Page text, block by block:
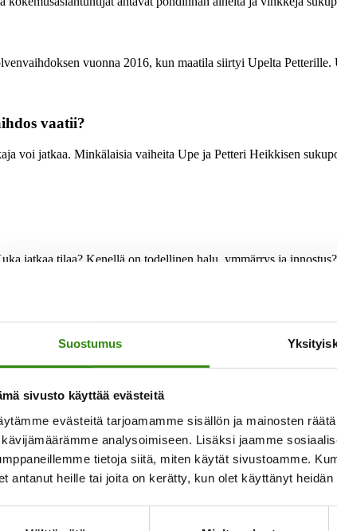
Suostumus
sivusto käyttää evästeitä
evästeitä tarjoamamme sisällön ja mainosten
kävijämäärämme analysoimiseen. Lisäksi jaamme
tietoja siitä, miten käytät sivustoamme.
antanut heille tai joita on kerätty, kun olet käyttänyt heidän
vuonna 2016, kun maatila siirtyi Upelta Petterille.
vaatii?
voi jatkaa. Minkälaisia vaiheita Upe ja Petteri Heikkisen
jatkaa tilaa? Kenellä on todellinen halu, ymmärrys ja
Entä jos saapuminen perille viivästyy? Millaisia pysäkkejä
Maija Pispa.
ei vain luopujaa ja jatkajaa. Ketkä kaikki tulisi ottaa